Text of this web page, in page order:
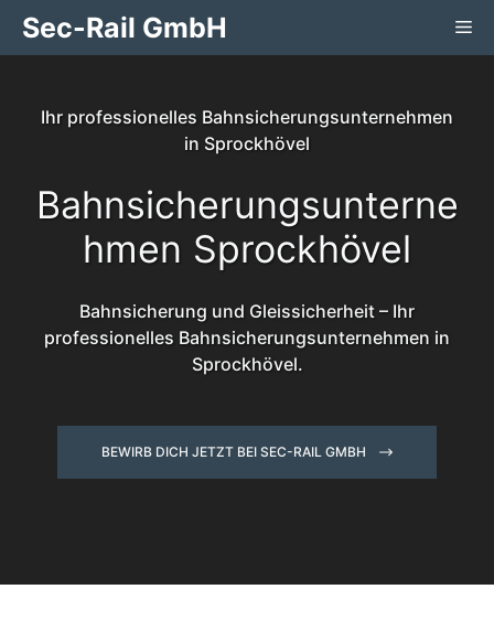
Zum
InhaltSec-Rail GmbH
Ihr professionelles Bahnsicherungsunternehmen
in Sprockhövel
Bahnsicherungsunterne
hmen Sprockhövel
Bahnsicherung und Gleissicherheit – Ihr
professionelles Bahnsicherungsunternehmen in
Sprockhövel.
BEWIRB DICH JETZT BEI SEC-RAIL GMBH